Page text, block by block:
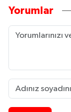
Yorumlar